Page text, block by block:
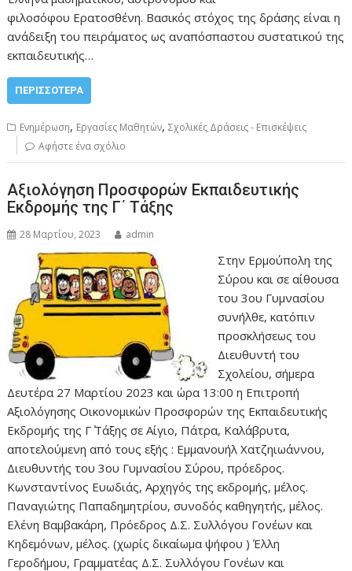
φιλοσόφου Ερατοσθένη. Βασικός στόχος της δράσης είναι η
ανάδειξη του πειράματος ως αναπόσπαστου συστατικού της
εκπαιδευτικής…
ΠΕΡΙΣΣΌΤΕΡΑ
Ενημέρωση, Εργασίες Μαθητών,Σχολικές Δράσεις - Επισκέψεις
Αφήστε ένα σχόλιο
Αξιολόγηση Προσφορών Εκπαιδευτικής
Εκδρομής της Γ΄ Τάξης
28 Μαρτίου, 2023 admin
Στην Ερμούπολη της
Σύρου και σε αίθουσα
του 3ου Γυμνασίου
συνήλθε, κατόπιν
προσκλήσεως του
Διευθυντή του
Σχολείου, σήμερα
Δευτέρα 27 Μαρτίου 2023 και ώρα 13:00 η Επιτροπή
Αξιολόγησης Οικονομικών Προσφορών της Εκπαιδευτικής
Εκδρομής της Γ΄ Τάξης σε Αίγιο, Πάτρα, Καλάβρυτα,
αποτελούμενη από τους εξής : Εμμανουήλ Χατζηιωάννου,
Διευθυντής του 3ου Γυμνασίου Σύρου, πρόεδρος.
Κωνσταντίνος Ευωδιάς, Αρχηγός της εκδρομής, μέλος.
Παναγιώτης Παπαδημητρίου, συνοδός καθηγητής, μέλος.
Ελένη Βαμβακάρη, Πρόεδρος Δ.Σ. Συλλόγου Γονέων και
Κηδεμόνων, μέλος. (χωρίς δικαίωμα ψήφου ) Έλλη
Γεροδήμου, Γραμματέας Δ.Σ. Συλλόγου Γονέων και